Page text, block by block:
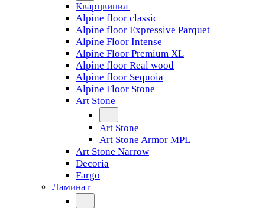
Кварцвинил
Alpine floor classic
Alpine floor Expressive Parquet
Alpine Floor Intense
Alpine Floor Premium XL
Alpine floor Real wood
Alpine floor Sequoia
Alpine Floor Stone
Art Stone
Art Stone
Art Stone Armor MPL
Art Stone Narrow
Decoria
Fargo
Ламинат